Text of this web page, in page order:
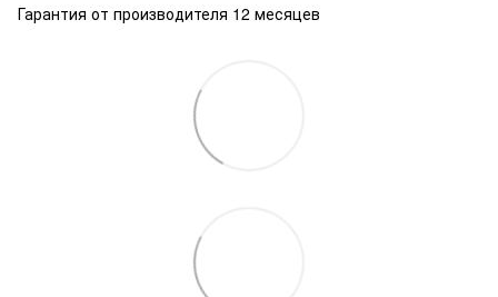
Гарантия от производителя 12 месяцев